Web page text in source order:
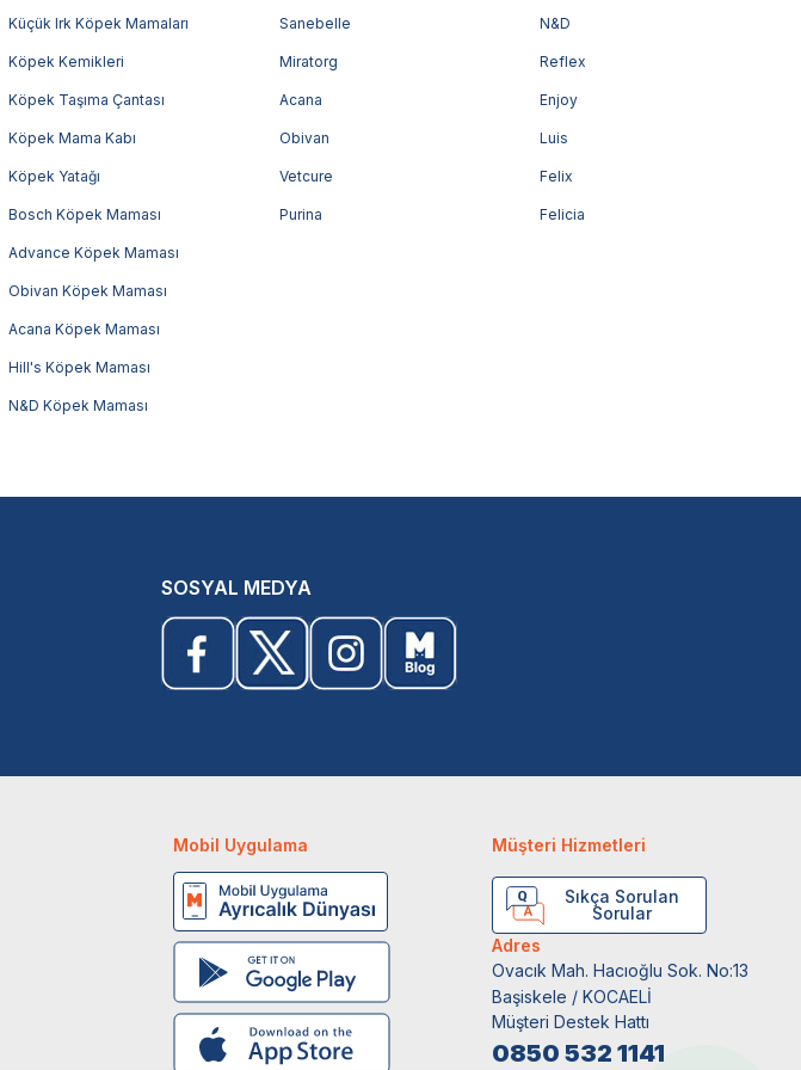
Küçük Irk Köpek Mamaları
Köpek Kemikleri
Köpek Taşıma Çantası
Köpek Mama Kabı
Köpek Yatağı
Bosch Köpek Maması
Advance Köpek Maması
Obivan Köpek Maması
Acana Köpek Maması
Hill's Köpek Maması
N&D Köpek Maması
Sanebelle N&D
Miratorg Reflex
Acana Enjoy
Obivan Luis
Vetcure Felix
Purina Felicia
SOSYAL MEDYA
Mobil Uygulama Müşteri Hizmetleri
Sıkça Sorulan
Sorular
Adres
Ovacık Mah. Hacıoğlu Sok. No:13
Başiskele / KOCAELİ
Müşteri Destek Hattı
0850 532 1141